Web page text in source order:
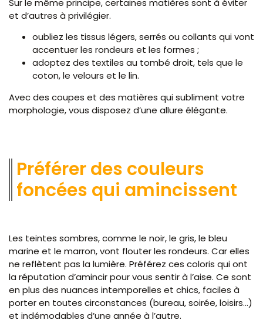
et d’autres à privilégier.
oubliez les tissus légers, serrés ou collants qui vont
accentuer les rondeurs et les formes ;
adoptez des textiles au tombé droit, tels que le
coton, le velours et le lin.
Avec des coupes et des matières qui subliment votre
morphologie, vous disposez d’une allure élégante.
Préférer des couleurs
foncées qui amincissent
Les teintes sombres, comme le noir, le gris, le bleu
marine et le marron, vont flouter les rondeurs. Car elles
ne reflètent pas la lumière. Préférez ces coloris qui ont
la réputation d’amincir pour vous sentir à l’aise. Ce sont
en plus des nuances intemporelles et chics, faciles à
porter en toutes circonstances (bureau, soirée, loisirs…)
et indémodables d’une année à l’autre.